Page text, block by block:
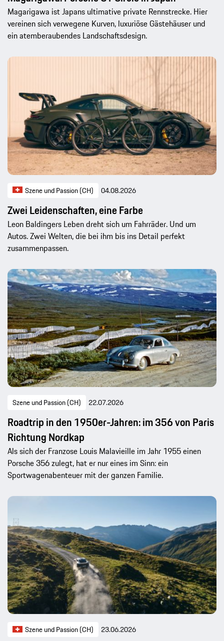
Magarigawa ist Japans ultimative private Rennstrecke. Hier
vereinen sich verwegene Kurven, luxuriöse Gästehäuser und
ein atemberaubendes Landschaftsdesign.
Szene und Passion (CH) 04.08.2026
Zwei Leidenschaften, eine Farbe
Leon Baldingers Leben dreht sich um Fahrräder. Und um
Autos. Zwei Welten, die bei ihm bis ins Detail perfekt
zusammenpassen.
Szene und Passion (CH) 22.07.2026
Roadtrip in den 1950er-Jahren: im 356 von Paris
Richtung Nordkap
Als sich der Franzose Louis Malavieille im Jahr 1955 einen
Porsche 356 zulegt, hat er nur eines im Sinn: ein
Sportwagenabenteuer mit der ganzen Familie.
Szene und Passion (CH) 23.06.2026